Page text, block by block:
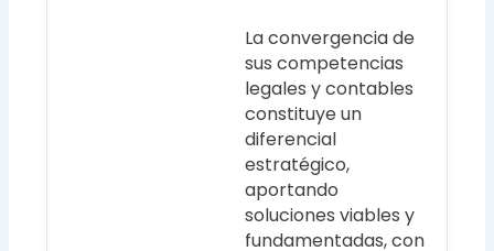
La convergencia de
sus competencias
legales y contables
constituye un
diferencial
estratégico,
aportando
soluciones viables y
fundamentadas, con